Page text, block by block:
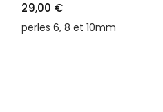
29,00 €
perles 6, 8 et 10mm